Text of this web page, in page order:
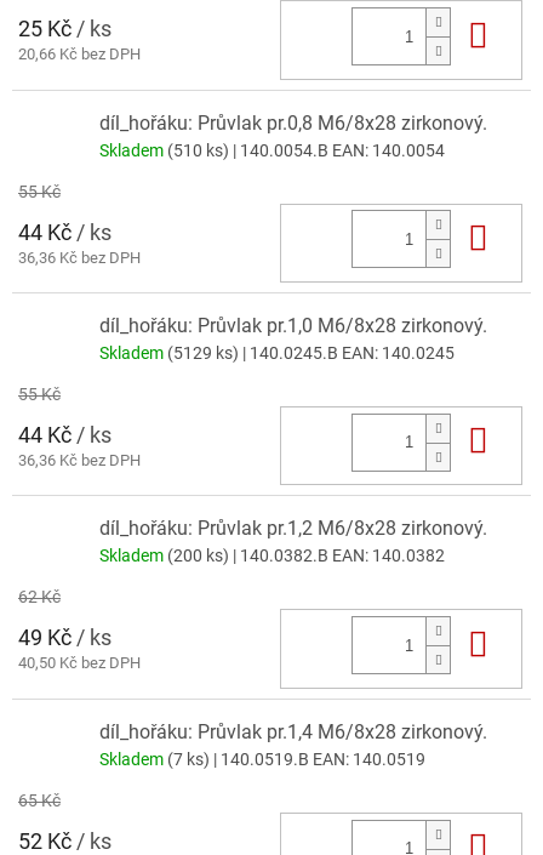
25 Kč/ ks
20,66 Kč bez DPH
díl_hořáku: Průvlak pr.0,8 M6/8x28 zirkonový.
Skladem (510 ks) | 140.0054.B EAN: 140.0054
55 Kč
44 Kč / ks
36,36 Kč bez DPH
díl_hořáku: Průvlak pr.1,0 M6/8x28 zirkonový.
Skladem (5129 ks) | 140.0245.B EAN: 140.0245
55 Kč
44 Kč / ks
36,36 Kč bez DPH
díl_hořáku: Průvlak pr.1,2 M6/8x28 zirkonový.
Skladem (200 ks) | 140.0382.B EAN: 140.0382
62 Kč
49 Kč/ ks
40,50 Kč bez DPH
díl_hořáku: Průvlak pr.1,4 M6/8x28 zirkonový.
Skladem (7 ks) | 140.0519.B EAN: 140.0519
65 Kč
52 Kč / ks